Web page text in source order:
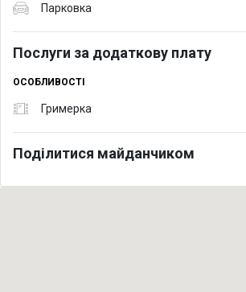
Парковка
Послуги за додаткову плату
ОСОБЛИВОСТІ
Гримерка
Поділитися майданчиком